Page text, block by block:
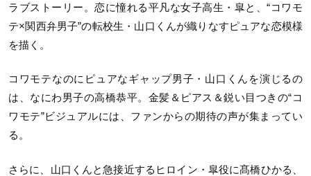
ラブストーリー。恋に憧れる平凡な女子高生・皐と、“コワモ
テ×関西弁男子”の転校生・山口くんが織りなすピュアな恋模様
を描く。
コワモテなのにピュアなギャップ男子・山口くんを演じるの
は、なにわ男子の高橋恭平。金髪＆ピアス＆鋭い目つきの“コ
ワモテ”ビジュアルには、ファンからの期待の声が集まってい
る。
さらに、山口くんと急接近するヒロイン・皐役に髙橋ひかる、